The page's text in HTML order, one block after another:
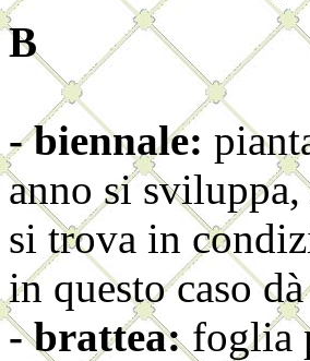
B
- biennale:
anno si
si trova in
in questo caso
- brattea:foglia